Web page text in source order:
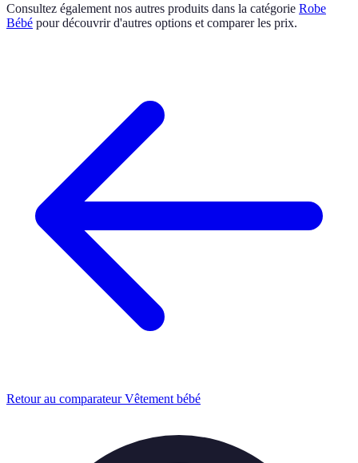
Consultez également nos autres produits dans la catégorie Robe
Bébé pour découvrir d'autres options et comparer les prix.
Retour au comparateur Vêtement bébé